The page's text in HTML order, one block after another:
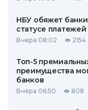
НБУ обяжет
статусе платежей
Вчера 08:02 2154
Топ-5
преимущества
банков
Вчера 06:50 808